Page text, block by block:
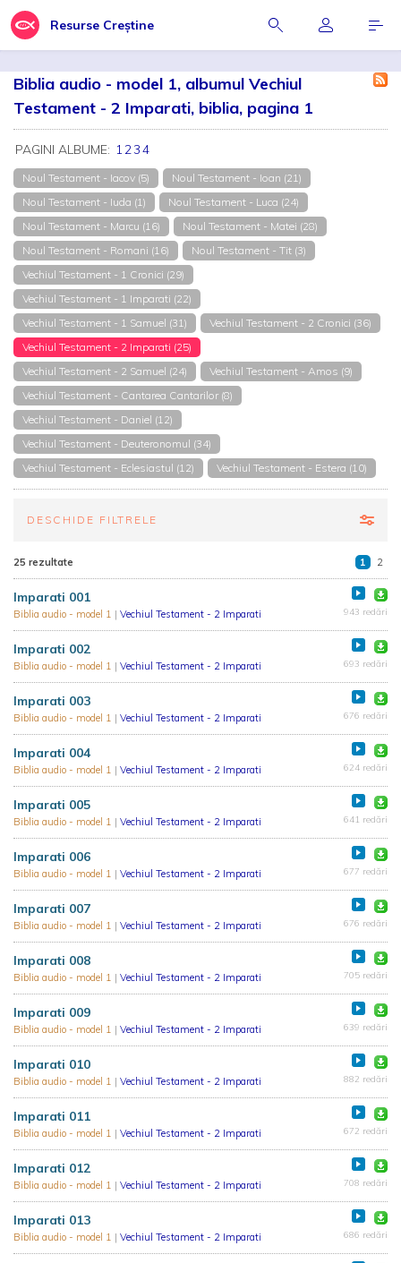
Resurse Creștine
Biblia audio - model 1, albumul Vechiul
Testament - 2 Imparati, biblia, pagina 1
PAGINI ALBUME: 1234
Noul Testament - Iacov (5)
Noul Testament - Ioan (21)
Noul Testament - Iuda (1)
Noul Testament - Luca (24)
Noul Testament - Marcu (16)
Noul Testament - Matei (28)
Noul Testament - Romani (16)
Noul Testament - Tit (3)
Vechiul Testament - 1 Cronici (29)
Vechiul Testament - 1 Imparati (22)
Vechiul Testament - 1 Samuel (31)
Vechiul Testament - 2 Cronici (36)
Vechiul Testament - 2 Imparati (25)
Vechiul Testament - 2 Samuel (24)
Vechiul Testament - Amos (9)
Vechiul Testament - Cantarea Cantarilor (8)
Vechiul Testament - Daniel (12)
Vechiul Testament - Deuteronomul (34)
Vechiul Testament - Eclesiastul (12)
Vechiul Testament - Estera (10)
DESCHIDE FILTRELE
25 rezultate 1 2
Imparati 001
Biblia audio - model 1 | Vechiul Testament - 2 Imparati 943 redări
Imparati 002
Biblia audio - model 1 | Vechiul Testament - 2 Imparati 693 redări
Imparati 003
Biblia audio - model 1 | Vechiul Testament - 2 Imparati 676 redări
Imparati 004
Biblia audio - model 1 | Vechiul Testament - 2 Imparati 624 redări
Imparati 005
Biblia audio - model 1 | Vechiul Testament - 2 Imparati 641 redări
Imparati 006
Biblia audio - model 1 | Vechiul Testament - 2 Imparati 677 redări
Imparati 007
Biblia audio - model 1 | Vechiul Testament - 2 Imparati 676 redări
Imparati 008
Biblia audio - model 1 | Vechiul Testament - 2 Imparati 705 redări
Imparati 009
Biblia audio - model 1 | Vechiul Testament - 2 Imparati 639 redări
Imparati 010
Biblia audio - model 1 | Vechiul Testament - 2 Imparati 882 redări
Imparati 011
Biblia audio - model 1 | Vechiul Testament - 2 Imparati 672 redări
Imparati 012
Biblia audio - model 1 | Vechiul Testament - 2 Imparati 708 redări
Imparati 013
Biblia audio - model 1 | Vechiul Testament - 2 Imparati 686 redări